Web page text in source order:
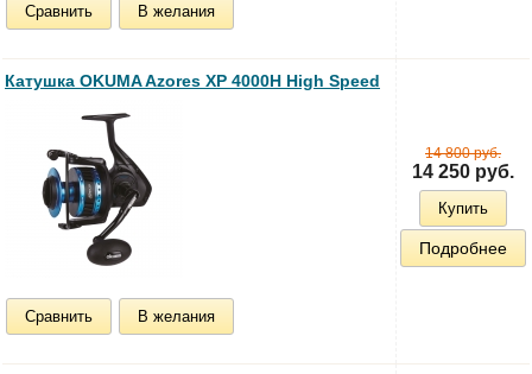
Сравнить В желания
Катушка OKUMA Azores XP 4000H High Speed
Сравнить В желания
14 800 руб.
14 250 руб.
Купить
Подробнее